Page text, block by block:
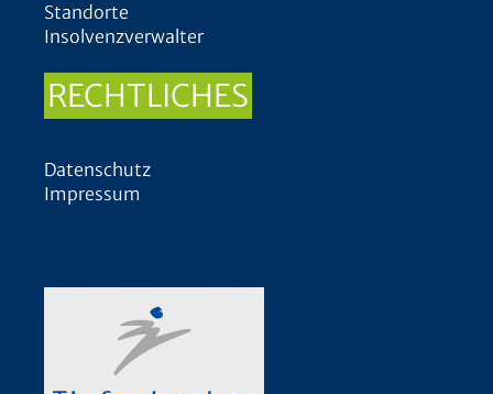
Standorte
Insolvenzverwalter
RECHTLICHES
Datenschutz
Impressum